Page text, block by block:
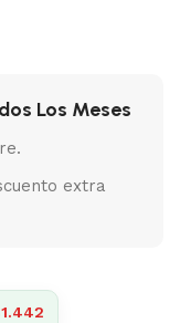
Los Meses
extra